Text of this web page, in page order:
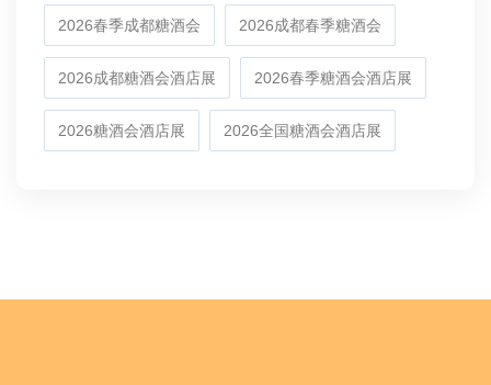
2026春季成都糖酒会 2026成都春季糖酒会
2026成都糖酒会酒店展 2026春季糖酒会酒店展
2026糖酒会酒店展 2026全国糖酒会酒店展